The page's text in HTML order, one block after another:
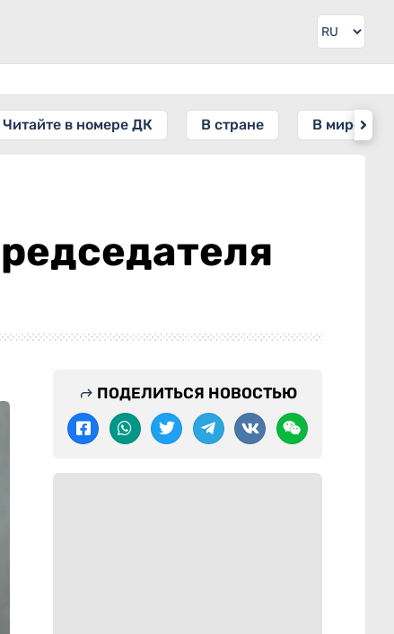
Читайте в номере ДК В стране В мире
ПОДЕЛИТЬСЯ НОВОСТЬЮ